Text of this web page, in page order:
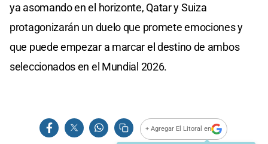
ya asomando en el horizonte, Qatar y Suiza
protagonizarán un duelo que promete emociones y
que puede empezar a marcar el destino de ambos
seleccionados en el Mundial 2026.
+ Agregar El Litoral en